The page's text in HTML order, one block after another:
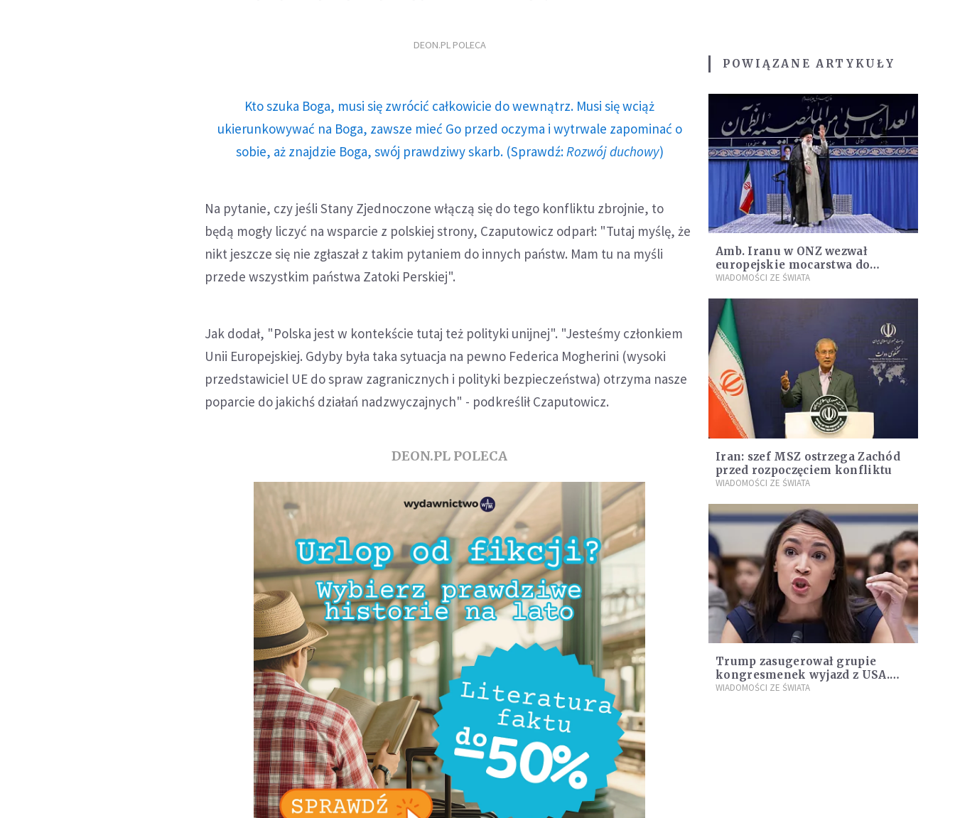
DEON.PL POLECA
Kto szuka Boga, musi się zwrócić całkowicie do wewnątrz. Musi się wciąż
ukierunkowywać na Boga, zawsze mieć Go przed oczyma i wytrwale zapominać o
sobie, aż znajdzie Boga, swój prawdziwy skarb. (Sprawdź: Rozwój duchowy)
Na pytanie, czy jeśli Stany Zjednoczone włączą się do tego konfliktu zbrojnie, to
będą mogły liczyć na wsparcie z polskiej strony, Czaputowicz odparł: "Tutaj myślę, że
nikt jeszcze się nie zgłaszał z takim pytaniem do innych państw. Mam tu na myśli
przede wszystkim państwa Zatoki Perskiej".
Jak dodał, "Polska jest w kontekście tutaj też polityki unijnej". "Jesteśmy członkiem
Unii Europejskiej. Gdyby była taka sytuacja na pewno Federica Mogherini (wysoki
przedstawiciel UE do spraw zagranicznych i polityki bezpieczeństwa) otrzyma nasze
poparcie do jakichś działań nadzwyczajnych" - podkreślił Czaputowicz.
DEON.PL POLECA
POWIĄZANE ARTYKUŁY
Amb. Iranu w ONZ wezwał
europejskie mocarstwa do
ocalenia porozumienia
WIADOMOŚCI ZE ŚWIATA
Iran: szef MSZ ostrzega Zachód
przed rozpoczęciem konfliktu
WIADOMOŚCI ZE ŚWIATA
Trump zasugerował grupie
kongresmenek wyjazd z USA.
Odpowiedziała mu Alexandria
WIADOMOŚCI ZE ŚWIATA